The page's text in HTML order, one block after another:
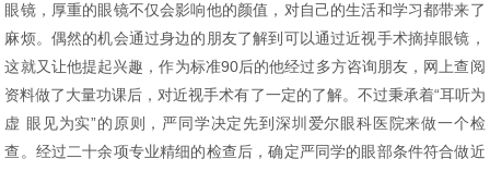
眼镜，厚重的眼镜不仅会影响他的颜值，对自己的生活和学习都带来了
麻烦。偶然的机会通过身边的朋友了解到可以通过近视手术摘掉眼镜，
这就又让他提起兴趣，作为标准90后的他经过多方咨询朋友，网上查阅
资料做了大量功课后，对近视手术有了一定的了解。不过秉承着“耳听为
虚 眼见为实”的原则，严同学决定先到深圳爱尔眼科医院来做一个检
查。经过二十余项专业精细的检查后，确定严同学的眼部条件符合做近